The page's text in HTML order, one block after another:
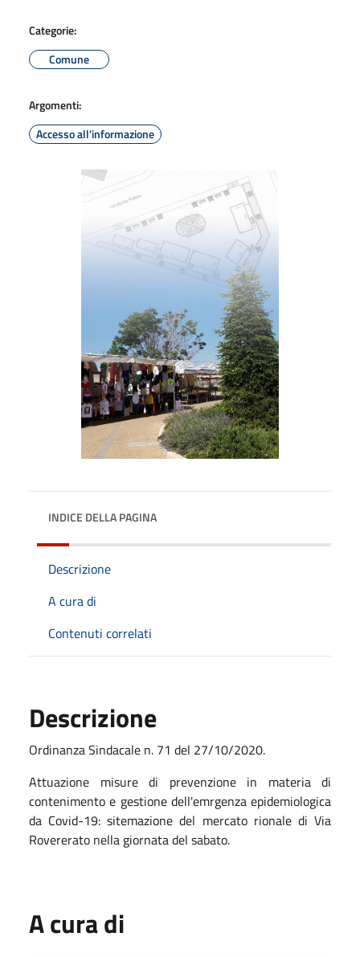
Categorie:
Comune
Argomenti:
Accesso all'informazione
INDICE DELLA PAGINA
Descrizione
A cura di
Contenuti correlati
Descrizione
Ordinanza Sindacale n. 71 del 27/10/2020.
Attuazione misure di prevenzione in materia di
contenimento e gestione dell'emrgenza epidemiologica
da Covid-19: sitemazione del mercato rionale di Via
Rovererato nella giornata del sabato.
A cura di